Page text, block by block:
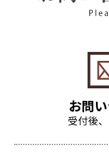
お問
受付後